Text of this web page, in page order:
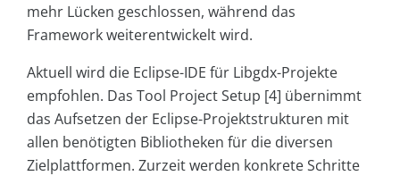
mehr Lücken geschlossen, während das
Framework weiterentwickelt wird.
Aktuell wird die Eclipse-IDE für Libgdx-Projekte
empfohlen. Das Tool Project Setup [4] übernimmt
das Aufsetzen der Eclipse-Projektstrukturen mit
allen benötigten Bibliotheken für die diversen
Zielplattformen. Zurzeit werden konkrete Schritte